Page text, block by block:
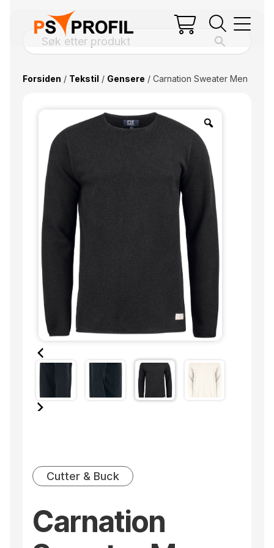
Forsiden / Tekstil / Gensere / Carnation Sweater Men
Cutter & Buck
Carnation